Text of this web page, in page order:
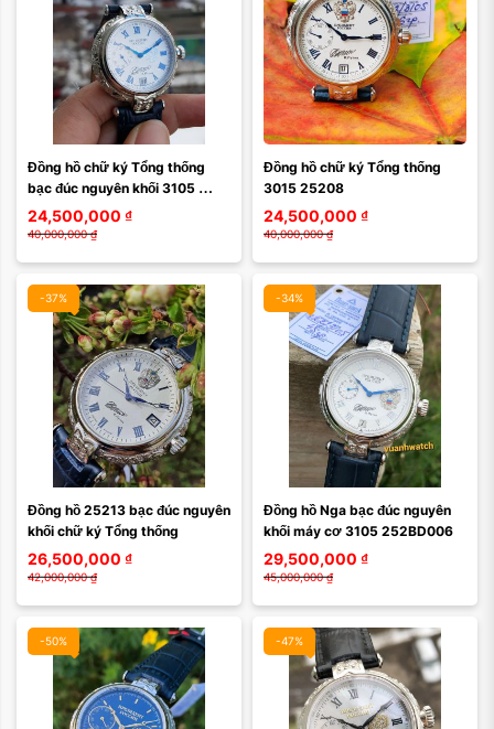
Đồng hồ chữ ký Tổng thống
bạc đúc nguyên khối 3105
25207-12
24,500,000 ₫
40,000,000 ₫
Đồng hồ chữ ký Tổng thống
3015 25208
24,500,000 ₫
40,000,000 ₫
-37%
Đồng hồ 25213 bạc đúc nguyên
khối chữ ký Tổng thống
26,500,000 ₫
42,000,000 ₫
-34%
Đồng hồ Nga bạc đúc nguyên
khối máy cơ 3105 252BD006
29,500,000 ₫
45,000,000 ₫
-50% -47%